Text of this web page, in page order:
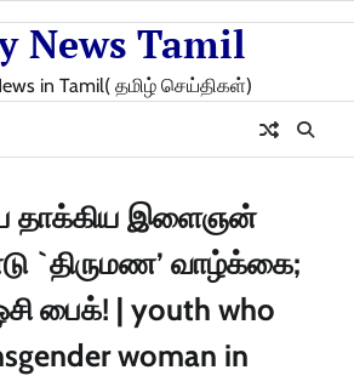
News Tamil
in Tamil( தமிழ் செய்திகள்)
தாக்கிய இளைஞன்
`திருமண’ வாழ்க்கை;
பைக்! | youth who
woman in